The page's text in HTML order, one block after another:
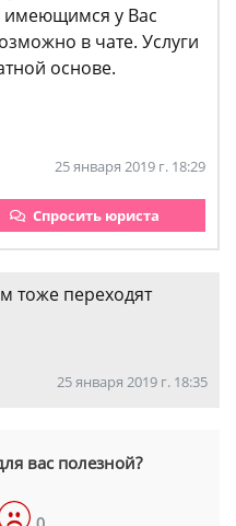
имеющимся у Вас
в чате. Услуги
основе.
25 января 2019 г. 18:29
Спросить юриста
тоже переходят
25 января 2019 г. 18:35
вас полезной?